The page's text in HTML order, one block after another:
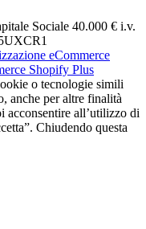
Sociale 40.000 € i.v.
eCommerce
Shopify Plus
o tecnologie simili
anche per altre finalità
acconsentire all’utilizzo di
Chiudendo questa